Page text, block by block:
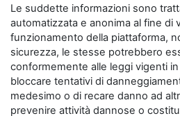
Le suddette informazioni sono
automatizzata e anonima al fine di
funzionamento della piattaforma,
sicurezza, le stesse potrebbero
conformemente alle leggi vigenti
bloccare tentativi di
medesimo o di recare danno ad
prevenire attività dannose o